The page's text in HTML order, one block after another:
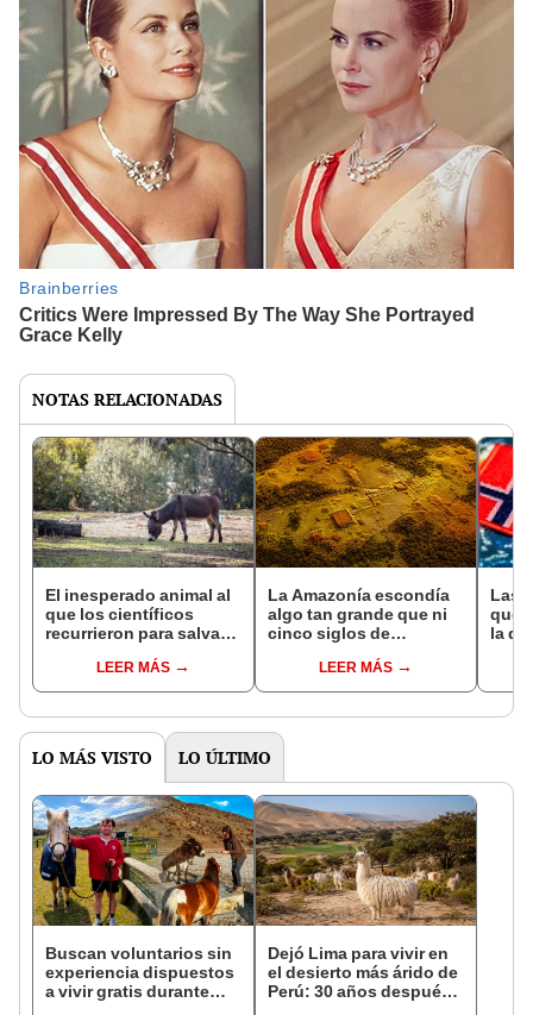
NOTAS RELACIONADAS
El inesperado animal al
que los científicos
recurrieron para salvar
reintroducción de un
asno salvaje está
en un paisaje con más
LEER MÁS
La Amazonía escondía
algo tan grande que ni
cinco siglos de
encontrarlo: el hallazgo
podría cambiar todo lo
pasado
LEER MÁS
Las
que
la de
LO MÁS VISTO LO ÚLTIMO
Buscan voluntarios sin
experiencia dispuestos
a vivir gratis durante
Dejó Lima para vivir en
el desierto más árido de
Perú: 30 años después,